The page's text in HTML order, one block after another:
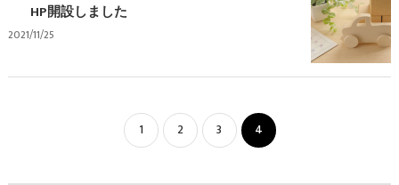
HP開設しました
2021/11/25
1 2 3 4